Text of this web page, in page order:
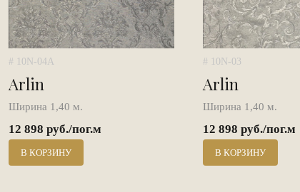
# 10N-04A
Arlin
Ширина 1,40 м.
12 898 руб./пог.м
В КОРЗИНУ
# 10N-03
Arlin
Ширина 1,40 м.
12 898 руб./пог.м
В КОРЗИНУ